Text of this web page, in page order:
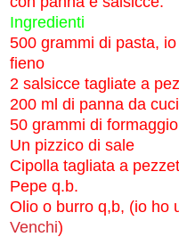
Ingredienti
500 grammi di pasta,
fieno
2 salsicce tagliate a
200 ml di panna da
50 grammi di
Un pizzico di sale
Cipolla tagliata a
Pepe q.b.
Olio o burro q,b, (io ho
Venchi)